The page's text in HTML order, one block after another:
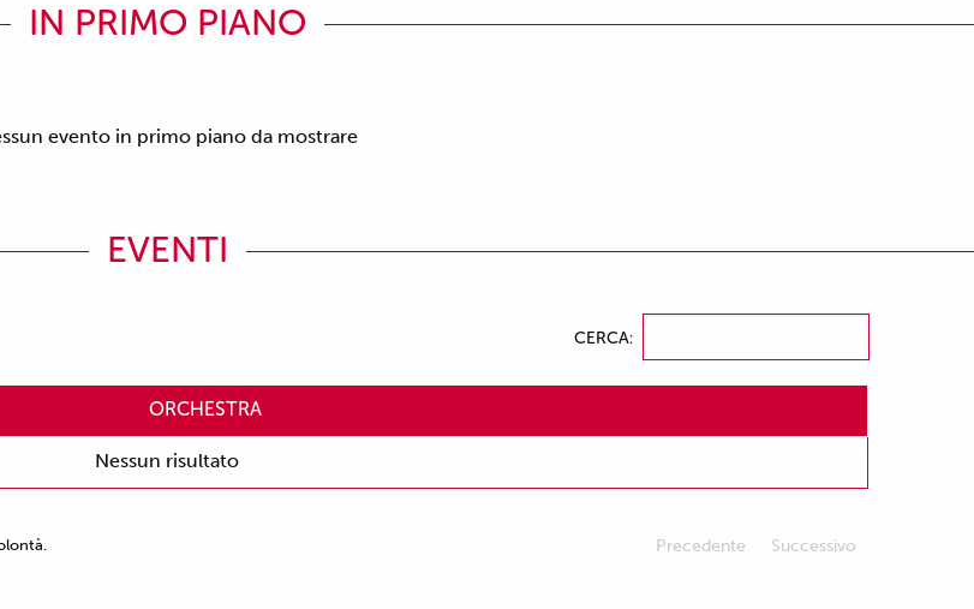
IN PRIMO PIANO
evento in primo piano da mostrare
EVENTI
CERCA:
ORCHESTRA
Nessun risultato
Precedente Successivo